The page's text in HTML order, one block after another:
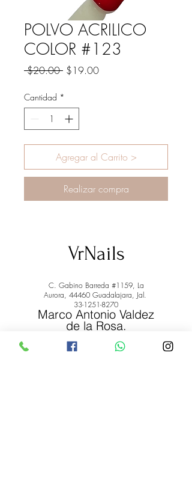
POLVO ACRILICO
COLOR #123
$20.00 Precio
$19.00Precio
Cantidad *
Agregar al Carrito >
Realizar compra
VrNails
C. Gabino Barreda #1159, La
Aurora, 44460 Guadalajara, Jal.
33-1251-8270
Marco Antonio Valdez
de la Rosa.